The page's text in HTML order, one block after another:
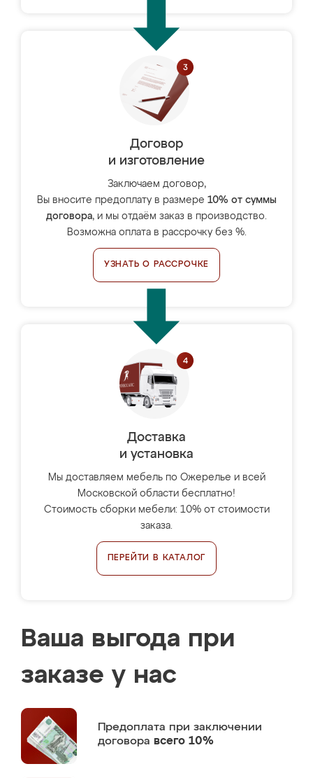
Договор
и изготовление
Заключаем договор,
Вы вносите предоплату в размере 10% от суммы
договора, и мы отдаём заказ в производство.
Возможна оплата в рассрочку без %.
УЗНАТЬ О РАССРОЧКЕ
Доставка
и установка
Мы доставляем мебель по Ожерелье и всей
Московской области бесплатно!
Стоимость сборки мебели: 10% от стоимости
заказа.
ПЕРЕЙТИ В КАТАЛОГ
Ваша выгода при
заказе у нас
Предоплата при заключении
договора всего 10%